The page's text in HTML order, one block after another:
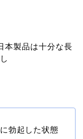
本製品は十分な長
勃起した状態